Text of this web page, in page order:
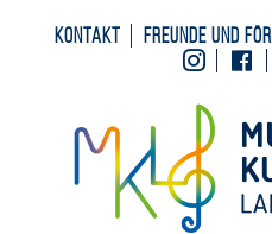
Kontakt Freunde und